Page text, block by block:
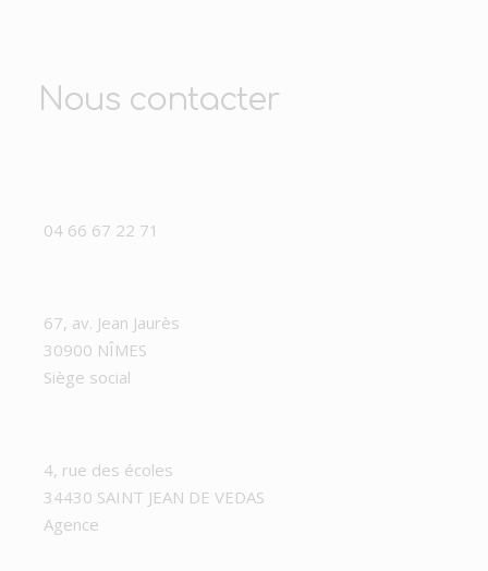
Nous contacter
04 66 67 22 71
67, av. Jean Jaurès
30900 NÎMES
Siège social
4, rue des écoles
34430 SAINT JEAN DE VEDAS
Agence